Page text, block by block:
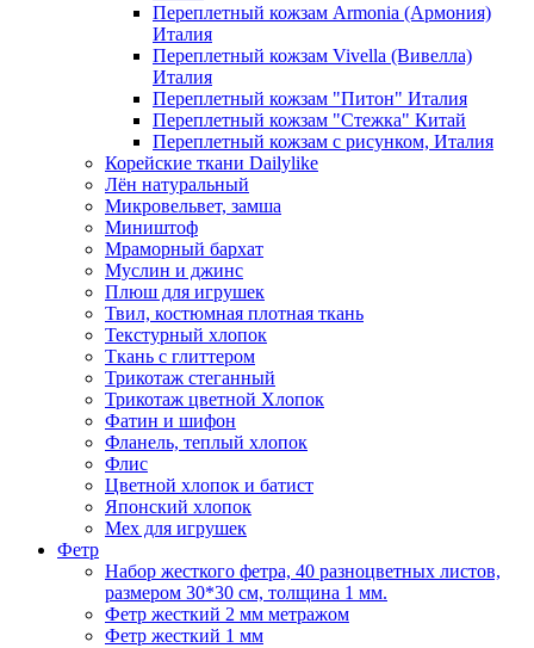
Переплетный кожзам Armonia (Армония)
Италия
Переплетный кожзам Vivella (Вивелла)
Италия
Переплетный кожзам "Питон" Италия
Переплетный кожзам "Стежка" Китай
Переплетный кожзам с рисунком, Италия
Корейские ткани Dailylike
Лён натуральный
Микровельвет, замша
Миништоф
Мраморный бархат
Муслин и джинс
Плюш для игрушек
Твил, костюмная плотная ткань
Текстурный хлопок
Ткань с глиттером
Трикотаж стеганный
Трикотаж цветной Хлопок
Фатин и шифон
Фланель, теплый хлопок
Флис
Цветной хлопок и батист
Японский хлопок
Мех для игрушек
Фетр
Набор жесткого фетра, 40 разноцветных листов,
размером 30*30 см, толщина 1 мм.
Фетр жесткий 2 мм метражом
Фетр жесткий 1 мм